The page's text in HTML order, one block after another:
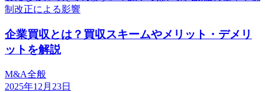
制改正による影響
企業買収とは？買収スキームやメリット・デメリ
ットを解説
M&A全般
2025年12月23日